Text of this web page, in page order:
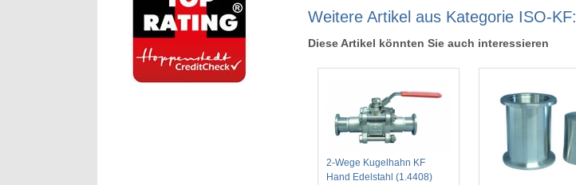
Weitere Artikel aus Kategorie ISO-KF:
Diese Artikel könnten Sie auch interessieren
2-Wege Kugelhahn KF
Hand Edelstahl (1.4408)